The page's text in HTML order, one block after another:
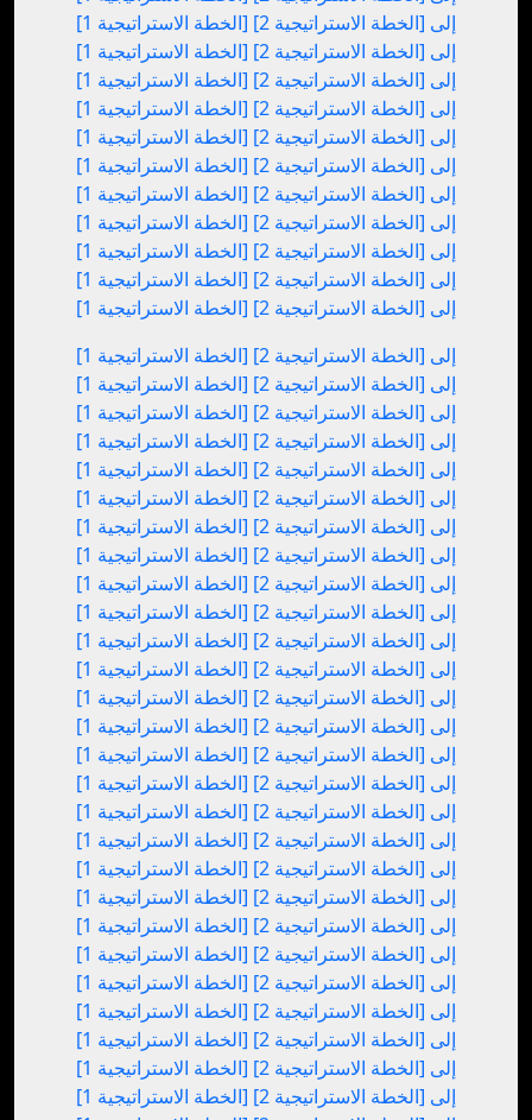
[الخطة الاستراتيجية 1] إلى [الخطة الاستراتيجية 2]
[الخطة الاستراتيجية 1] إلى [الخطة الاستراتيجية 2]
[الخطة الاستراتيجية 1] إلى [الخطة الاستراتيجية 2]
[الخطة الاستراتيجية 1] إلى [الخطة الاستراتيجية 2]
[الخطة الاستراتيجية 1] إلى [الخطة الاستراتيجية 2]
[الخطة الاستراتيجية 1] إلى [الخطة الاستراتيجية 2]
[الخطة الاستراتيجية 1] إلى [الخطة الاستراتيجية 2]
[الخطة الاستراتيجية 1] إلى [الخطة الاستراتيجية 2]
[الخطة الاستراتيجية 1] إلى [الخطة الاستراتيجية 2]
[الخطة الاستراتيجية 1] إلى [الخطة الاستراتيجية 2]
[الخطة الاستراتيجية 1] إلى [الخطة الاستراتيجية 2]
[الخطة الاستراتيجية 1] إلى [الخطة الاستراتيجية 2]
[الخطة الاستراتيجية 1] إلى [الخطة الاستراتيجية 2]
[الخطة الاستراتيجية 1] إلى [الخطة الاستراتيجية 2]
[الخطة الاستراتيجية 1] إلى [الخطة الاستراتيجية 2]
[الخطة الاستراتيجية 1] إلى [الخطة الاستراتيجية 2]
[الخطة الاستراتيجية 1] إلى [الخطة الاستراتيجية 2]
[الخطة الاستراتيجية 1] إلى [الخطة الاستراتيجية 2]
[الخطة الاستراتيجية 1] إلى [الخطة الاستراتيجية 2]
[الخطة الاستراتيجية 1] إلى [الخطة الاستراتيجية 2]
[الخطة الاستراتيجية 1] إلى [الخطة الاستراتيجية 2]
[الخطة الاستراتيجية 1] إلى [الخطة الاستراتيجية 2]
[الخطة الاستراتيجية 1] إلى [الخطة الاستراتيجية 2]
[الخطة الاستراتيجية 1] إلى [الخطة الاستراتيجية 2]
[الخطة الاستراتيجية 1] إلى [الخطة الاستراتيجية 2]
[الخطة الاستراتيجية 1] إلى [الخطة الاستراتيجية 2]
[الخطة الاستراتيجية 1] إلى [الخطة الاستراتيجية 2]
[الخطة الاستراتيجية 1] إلى [الخطة الاستراتيجية 2]
[الخطة الاستراتيجية 1] إلى [الخطة الاستراتيجية 2]
[الخطة الاستراتيجية 1] إلى [الخطة الاستراتيجية 2]
[الخطة الاستراتيجية 1] إلى [الخطة الاستراتيجية 2]
[الخطة الاستراتيجية 1] إلى [الخطة الاستراتيجية 2]
[الخطة الاستراتيجية 1] إلى [الخطة الاستراتيجية 2]
[الخطة الاستراتيجية 1] إلى [الخطة الاستراتيجية 2]
[الخطة الاستراتيجية 1] إلى [الخطة الاستراتيجية 2]
[الخطة الاستراتيجية 1] إلى [الخطة الاستراتيجية 2]
[الخطة الاستراتيجية 1] إلى [الخطة الاستراتيجية 2]
[الخطة الاستراتيجية 1] إلى [الخطة الاستراتيجية 2]